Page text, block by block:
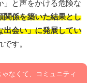
」と声をかける危険な
関係を築いた結果とし
出会い」に発展してい
す。
なくて、コミュニティ